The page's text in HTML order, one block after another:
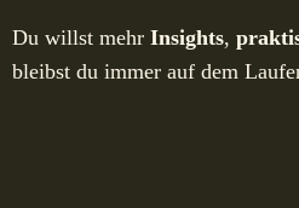
Du willst mehrInsights,
bleibst du immer auf dem